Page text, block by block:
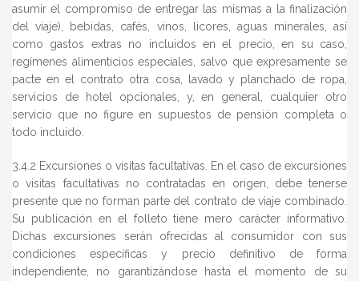
asumir el compromiso de entregar las mismas a la finalización
del viaje), bebidas, cafés, vinos, licores, aguas minerales, así
como gastos extras no incluidos en el precio, en su caso,
regímenes alimenticios especiales, salvo que expresamente se
pacte en el contrato otra cosa, lavado y planchado de ropa,
servicios de hotel opcionales, y, en general, cualquier otro
servicio que no figure en supuestos de pensión completa o
todo incluido.
3.4.2 Excursiones o visitas facultativas. En el caso de excursiones
o visitas facultativas no contratadas en origen, debe tenerse
presente que no forman parte del contrato de viaje combinado.
Su publicación en el folleto tiene mero carácter informativo.
Dichas excursiones serán ofrecidas al consumidor con sus
condiciones específicas y precio definitivo de forma
independiente, no garantizándose hasta el momento de su